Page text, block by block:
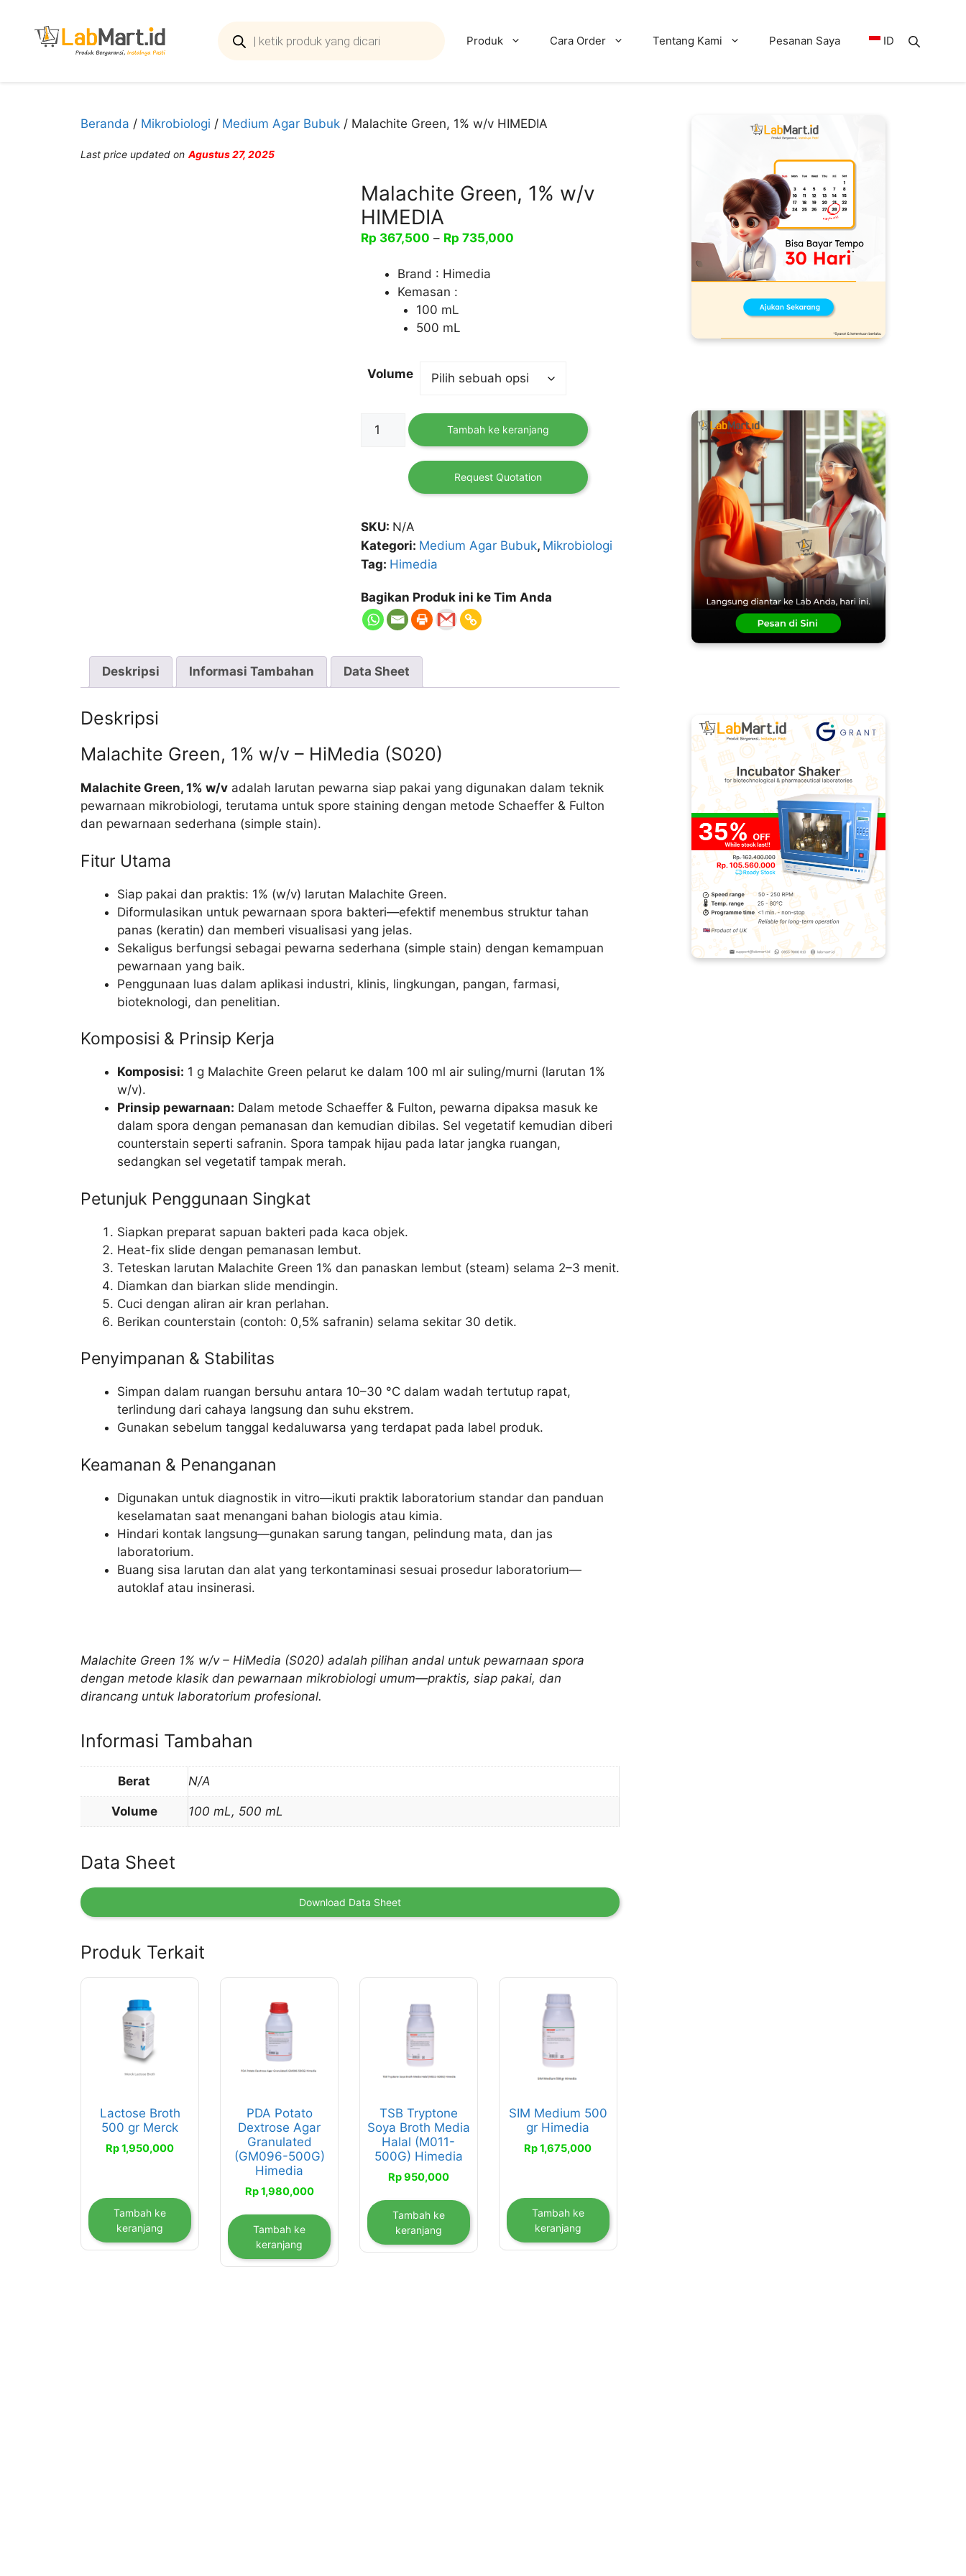
search
Produk Cara Order Tentang Kami Pesanan Saya ID
Beranda / Mikrobiologi / Medium Agar Bubuk / Malachite Green, 1% w/v HIMEDIA
Last price updated on Agustus 27, 2025
Malachite Green, 1% w/v
HIMEDIA
Rp 367,500 – Rp 735,000
Brand : Himedia
Kemasan :
100 mL
500 mL
Volume
Kuantitas
Malachite
Tambah ke keranjang
Request Quotation
SKU: N/A
Kategori: Medium Agar Bubuk, Mikrobiologi
Tag: Himedia
Bagikan Produk ini ke Tim Anda
Deskripsi Informasi Tambahan Data Sheet
Deskripsi
Malachite Green, 1% w/v – HiMedia (S020)
Malachite Green, 1% w/v adalah larutan pewarna siap pakai yang digunakan dalam teknik
pewarnaan mikrobiologi, terutama untuk spore staining dengan metode Schaeffer & Fulton
dan pewarnaan sederhana (simple stain).
Fitur Utama
Siap pakai dan praktis: 1% (w/v) larutan Malachite Green.
Diformulasikan untuk pewarnaan spora bakteri—efektif menembus struktur tahan
panas (keratin) dan memberi visualisasi yang jelas.
Sekaligus berfungsi sebagai pewarna sederhana (simple stain) dengan kemampuan
pewarnaan yang baik.
Penggunaan luas dalam aplikasi industri, klinis, lingkungan, pangan, farmasi,
bioteknologi, dan penelitian.
Komposisi & Prinsip Kerja
Komposisi: 1 g Malachite Green pelarut ke dalam 100 ml air suling/murni (larutan 1%
w/v).
Prinsip pewarnaan: Dalam metode Schaeffer & Fulton, pewarna dipaksa masuk ke
dalam spora dengan pemanasan dan kemudian dibilas. Sel vegetatif kemudian diberi
counterstain seperti safranin. Spora tampak hijau pada latar jangka ruangan,
sedangkan sel vegetatif tampak merah.
Petunjuk Penggunaan Singkat
Siapkan preparat sapuan bakteri pada kaca objek.
Heat-fix slide dengan pemanasan lembut.
Teteskan larutan Malachite Green 1% dan panaskan lembut (steam) selama 2–3 menit.
Diamkan dan biarkan slide mendingin.
Cuci dengan aliran air kran perlahan.
Berikan counterstain (contoh: 0,5% safranin) selama sekitar 30 detik.
Penyimpanan & Stabilitas
Simpan dalam ruangan bersuhu antara 10–30 °C dalam wadah tertutup rapat,
terlindung dari cahaya langsung dan suhu ekstrem.
Gunakan sebelum tanggal kedaluwarsa yang terdapat pada label produk.
Keamanan & Penanganan
Digunakan untuk diagnostik in vitro—ikuti praktik laboratorium standar dan panduan
keselamatan saat menangani bahan biologis atau kimia.
Hindari kontak langsung—gunakan sarung tangan, pelindung mata, dan jas
laboratorium.
Buang sisa larutan dan alat yang terkontaminasi sesuai prosedur laboratorium—
autoklaf atau insinerasi.
Malachite Green 1% w/v – HiMedia (S020) adalah pilihan andal untuk pewarnaan spora
dengan metode klasik dan pewarnaan mikrobiologi umum—praktis, siap pakai, dan
dirancang untuk laboratorium profesional.
Informasi Tambahan
Berat N/A
Volume 100 mL, 500 mL
Data Sheet
Download Data Sheet
Produk Terkait
Lactose Broth
500 gr Merck
Rp1,950,000
Tambah ke
keranjang
PDA Potato
Dextrose Agar
Granulated
(GM096-500G)
Himedia
Rp1,980,000
Tambah ke
keranjang
TSB Tryptone
Soya Broth Media
Halal (M011-
500G) Himedia
Rp950,000
Tambah ke
keranjang
SIM Medium 500
gr Himedia
Rp1,675,000
Tambah ke
keranjang